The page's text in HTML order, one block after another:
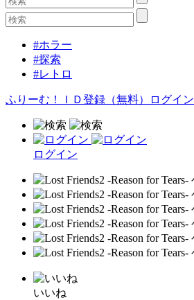
#ホラー
#探索
#レトロ
ふりーむ！ＩＤ登録（無料） ログイン
ログイン
いいね